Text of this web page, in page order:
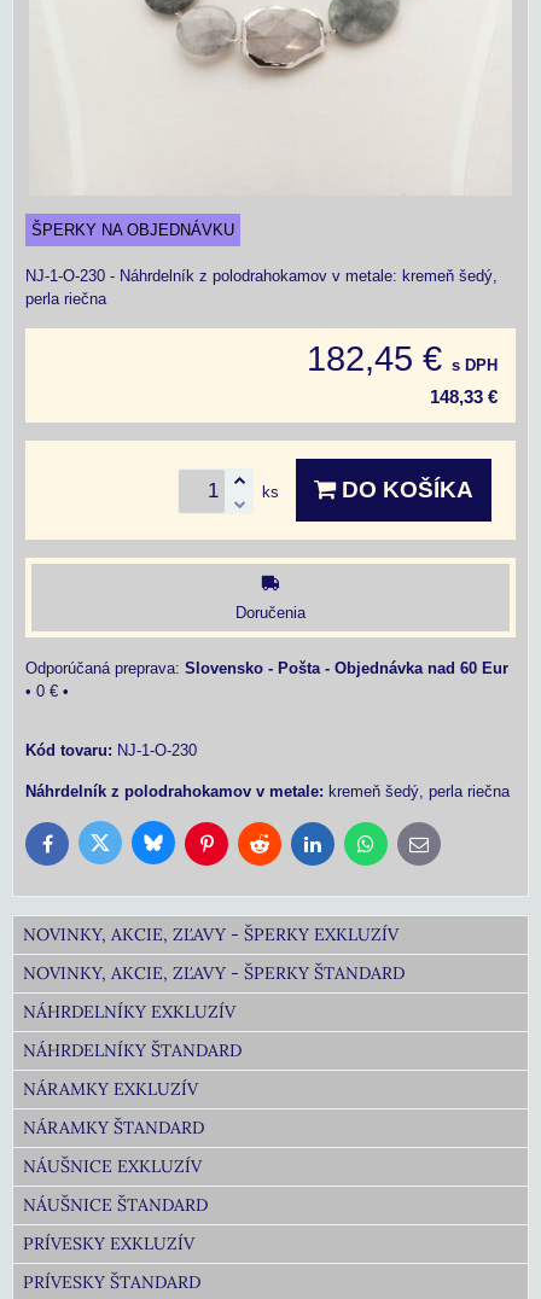
ŠPERKY NA OBJEDNÁVKU
NJ-1-O-230 - Náhrdelník z polodrahokamov v metale: kremeň šedý,
perla riečna
182,45 € s DPH
148,33 €
ks DO KOŠÍKA
Doručenia
Slovensko - Pošta - Objednávka nad 60 Eur
• 0 € •
Kód tovaru: NJ-1-O-230
Náhrdelník z polodrahokamov v metale: kremeň šedý, perla riečna
FacebookTwitter BlueskyPinterestReddit LinkedInWhatsApp
E-
mail
NOVINKY, AKCIE, ZĽAVY - ŠPERKY EXKLUZÍV
NOVINKY, AKCIE, ZĽAVY - ŠPERKY ŠTANDARD
NÁHRDELNÍKY EXKLUZÍV
NÁHRDELNÍKY ŠTANDARD
NÁRAMKY EXKLUZÍV
NÁRAMKY ŠTANDARD
NÁUŠNICE EXKLUZÍV
NÁUŠNICE ŠTANDARD
PRÍVESKY EXKLUZÍV
PRÍVESKY ŠTANDARD